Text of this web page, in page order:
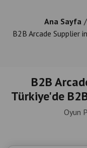
Ana Sayfa
B2B Arcade Supplier
B2B
Türkiye'de
Oyun